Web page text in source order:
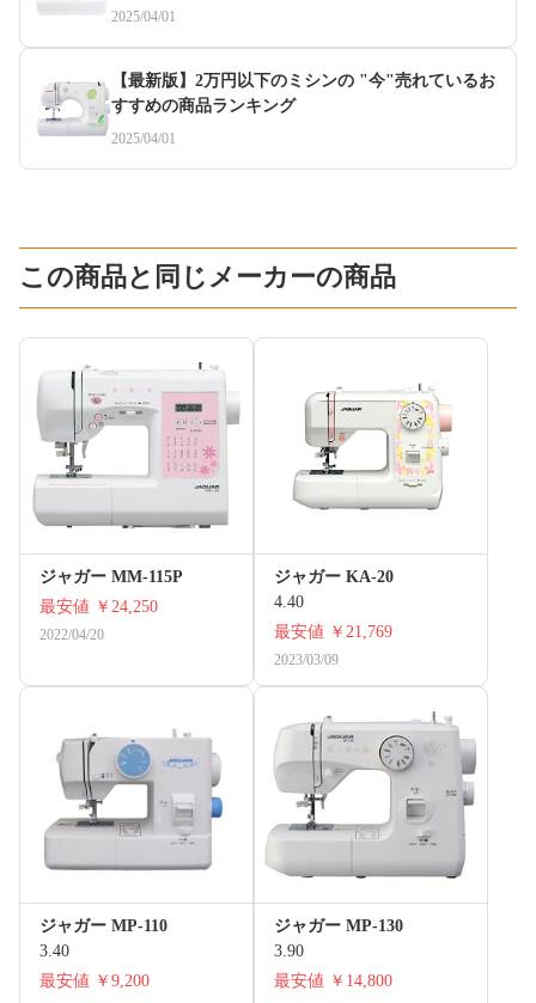
2025/04/01
【最新版】2万円以下のミシンの "今"売れているお
すすめの商品ランキング
2025/04/01
この商品と同じメーカーの商品
ジャガー MM-115P
最安値 ￥24,250
2022/04/20
ジャガー KA-20
4.40
最安値 ￥21,769
2023/03/09
ジャガー MP-110
3.40
最安値 ￥9,200
ジャガー MP-130
3.90
最安値 ￥14,800